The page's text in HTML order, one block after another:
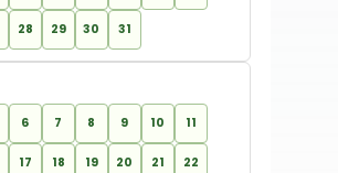
28 29 30 31
6 7 8 9 10 11
17 18 19 20 21 22